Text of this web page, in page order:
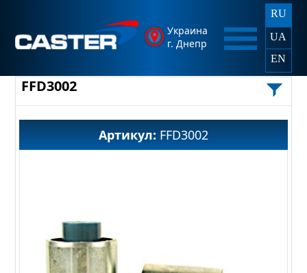
Украина
г. Днепр
RU
UA
EN
FFD3002
Артикул:FFD3002